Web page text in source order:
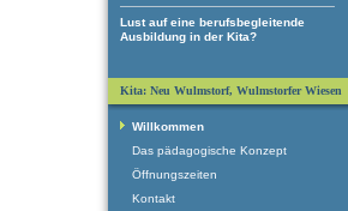
Lust auf eine berufsbegleitende
Ausbildung in der Kita?
Kita: Neu Wulmstorf, Wulmstorfer Wiesen
Willkommen
Das pädagogische Konzept
Öffnungszeiten
Kontakt